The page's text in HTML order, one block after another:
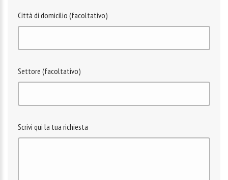
Città di domicilio (facoltativo)
Settore (facoltativo)
Scrivi qui la tua richiesta